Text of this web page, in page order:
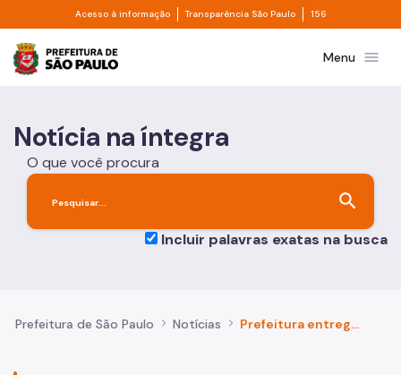
Pular para o Conteúdo principal
Acesso à informação Divisor de acesso à informação
Transparência São Paulo Divisor de
156
Prefeitura de São PauloMenu menu
Notícia na íntegra
O que você procura
search
Incluir palavras exatas na busca
Prefeitura de São Paulo Notícias Prefeitura entrega mais 8,1 km de Faixa Azul e chega a 98,2 km de sinalização para motos